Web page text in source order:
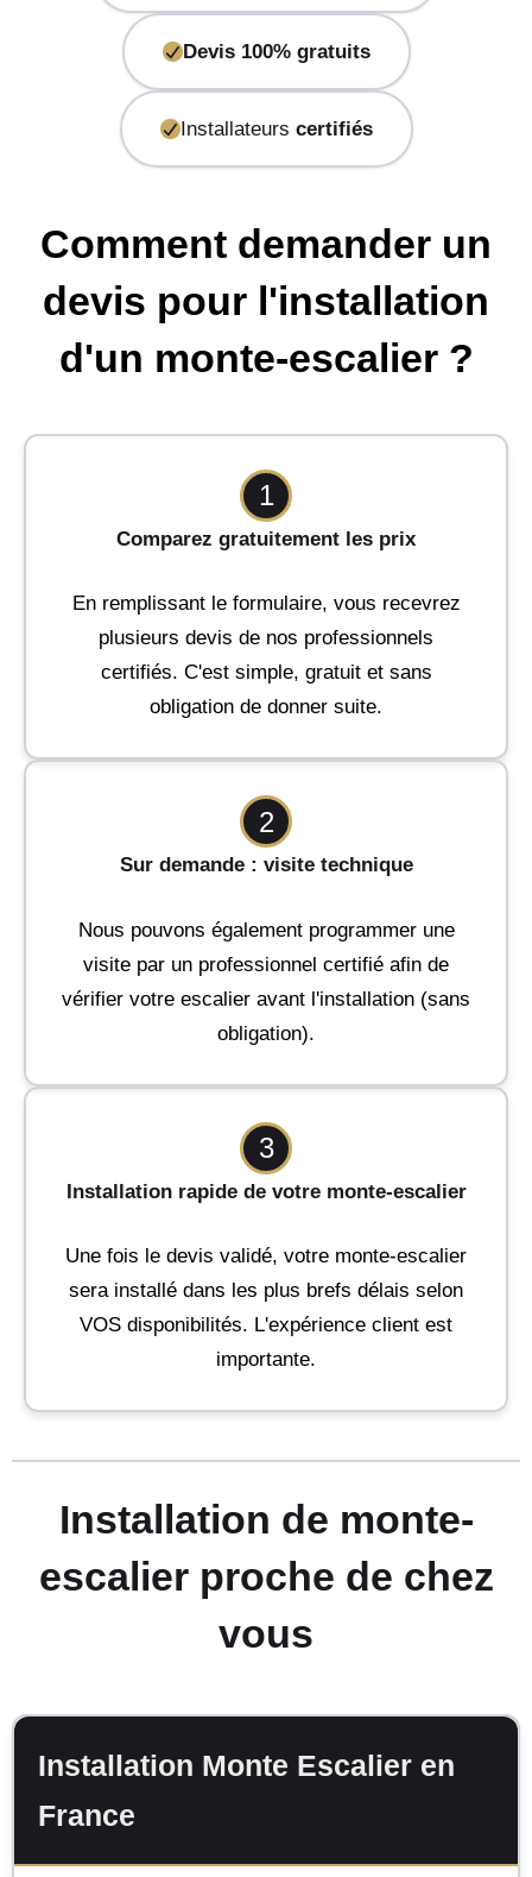
Devis 100% gratuits
Installateurs certifiés
Comment demander un
devis pour l'installation
d'un monte-escalier ?
1
Comparez gratuitement les prix
En remplissant le formulaire, vous recevrez
plusieurs devis de nos professionnels
certifiés. C'est simple, gratuit et sans
obligation de donner suite.
2
Sur demande : visite technique
Nous pouvons également programmer une
visite par un professionnel certifié afin de
vérifier votre escalier avant l'installation (sans
obligation).
3
Installation rapide de votre monte-escalier
Une fois le devis validé, votre monte-escalier
sera installé dans les plus brefs délais selon
VOS disponibilités. L'expérience client est
importante.
Installation de monte-
escalier proche de chez
vous
Installation Monte Escalier en
France